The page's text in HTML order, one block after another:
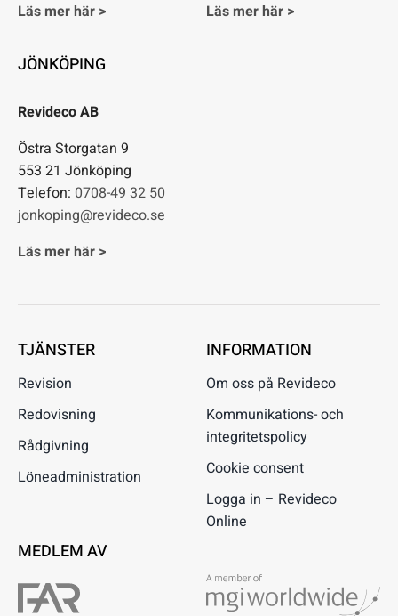
Läs mer här >
Läs mer här >
JÖNKÖPING
Revideco AB
Östra Storgatan 9
553 21 Jönköping
Telefon: 0708-49 32 50
jonkoping@revideco.se
Läs mer här >
TJÄNSTER
Revision
Redovisning
Rådgivning
Löneadministration
INFORMATION
Om oss på Revideco
Kommunikations- och
integritetspolicy
Cookie consent
Logga in – Revideco
Online
MEDLEM AV